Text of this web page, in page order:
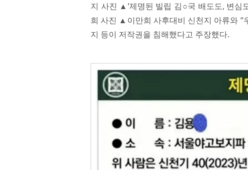
지 사진 ▲‘제명된 빌립 김○국 배도도, 변심
희 사진 ▲이만희 사후대비 신천지 아류와 “
지 등이 저작권을 침해했다고 주장했다.